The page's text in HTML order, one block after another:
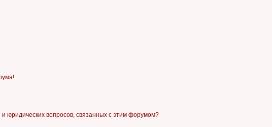
юридических вопросов, связанных с этим форумом?